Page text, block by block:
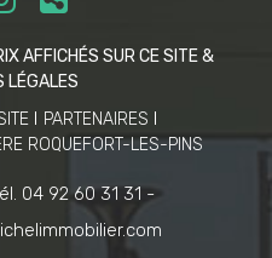
AFFICHÉS SUR CE SITE &
LÉGALES
PARTENAIRES
ROQUEFORT-LES-PINS
04 92 60 31 31 -